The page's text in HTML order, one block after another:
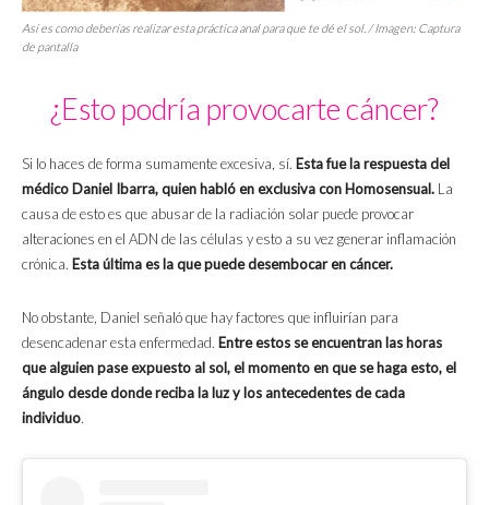
Así es como deberías realizar esta práctica anal para que te dé el sol. / Imagen: Captura
de pantalla
¿Esto podría provocarte cáncer?
Si lo haces de forma sumamente excesiva, sí. Esta fue la respuesta del
médico Daniel Ibarra, quien habló en exclusiva con Homosensual. La
causa de esto es que abusar de la radiación solar puede provocar
alteraciones en el ADN de las células y esto a su vez generar inflamación
crónica. Esta última es la que puede desembocar en cáncer.
No obstante, Daniel señaló que hay factores que influirían para
desencadenar esta enfermedad. Entre estos se encuentran las horas
que alguien pase expuesto al sol, el momento en que se haga esto, el
ángulo desde donde reciba la luz y los antecedentes de cada
individuo.